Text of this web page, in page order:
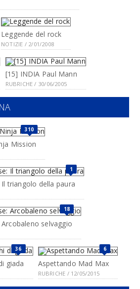
Leggende del rock
NOTIZIE / 2/01/2008
[15] INDIA Paul Mann
RUBRICHE / 30/06/2005
310
Mission
1
triangolo della paura
18
selvaggio
36
giada
6
Aspettando Mad Max
RUBRICHE / 12/05/2015